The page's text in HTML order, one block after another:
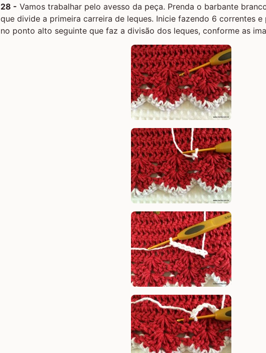
28 - Vamos trabalhar pelo avesso da peça. Prenda o barbante
que divide a primeira carreira de leques. Inicie fazendo 6 correntes
no ponto alto seguinte que faz a divisão dos leques, conforme as